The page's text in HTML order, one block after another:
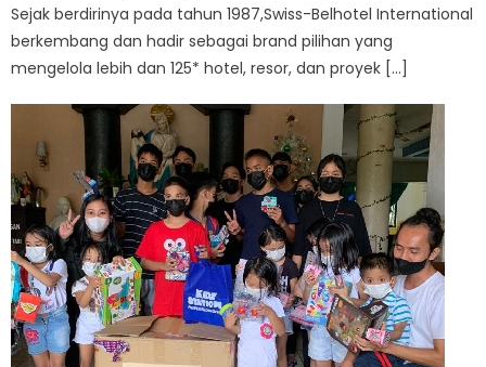
Sejak berdirinya pada tahun 1987,Swiss-Belhotel International
berkembang dan hadir sebagai brand pilihan yang
mengelola lebih dan 125* hotel, resor, dan proyek […]